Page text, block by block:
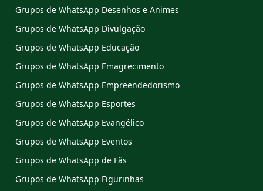
Grupos de WhatsApp Desenhos e Animes
Grupos de WhatsApp Divulgação
Grupos de WhatsApp Educação
Grupos de WhatsApp Emagrecimento
Grupos de WhatsApp Empreendedorismo
Grupos de WhatsApp Esportes
Grupos de WhatsApp Evangélico
Grupos de WhatsApp Eventos
Grupos de WhatsApp de Fãs
Grupos de WhatsApp Figurinhas